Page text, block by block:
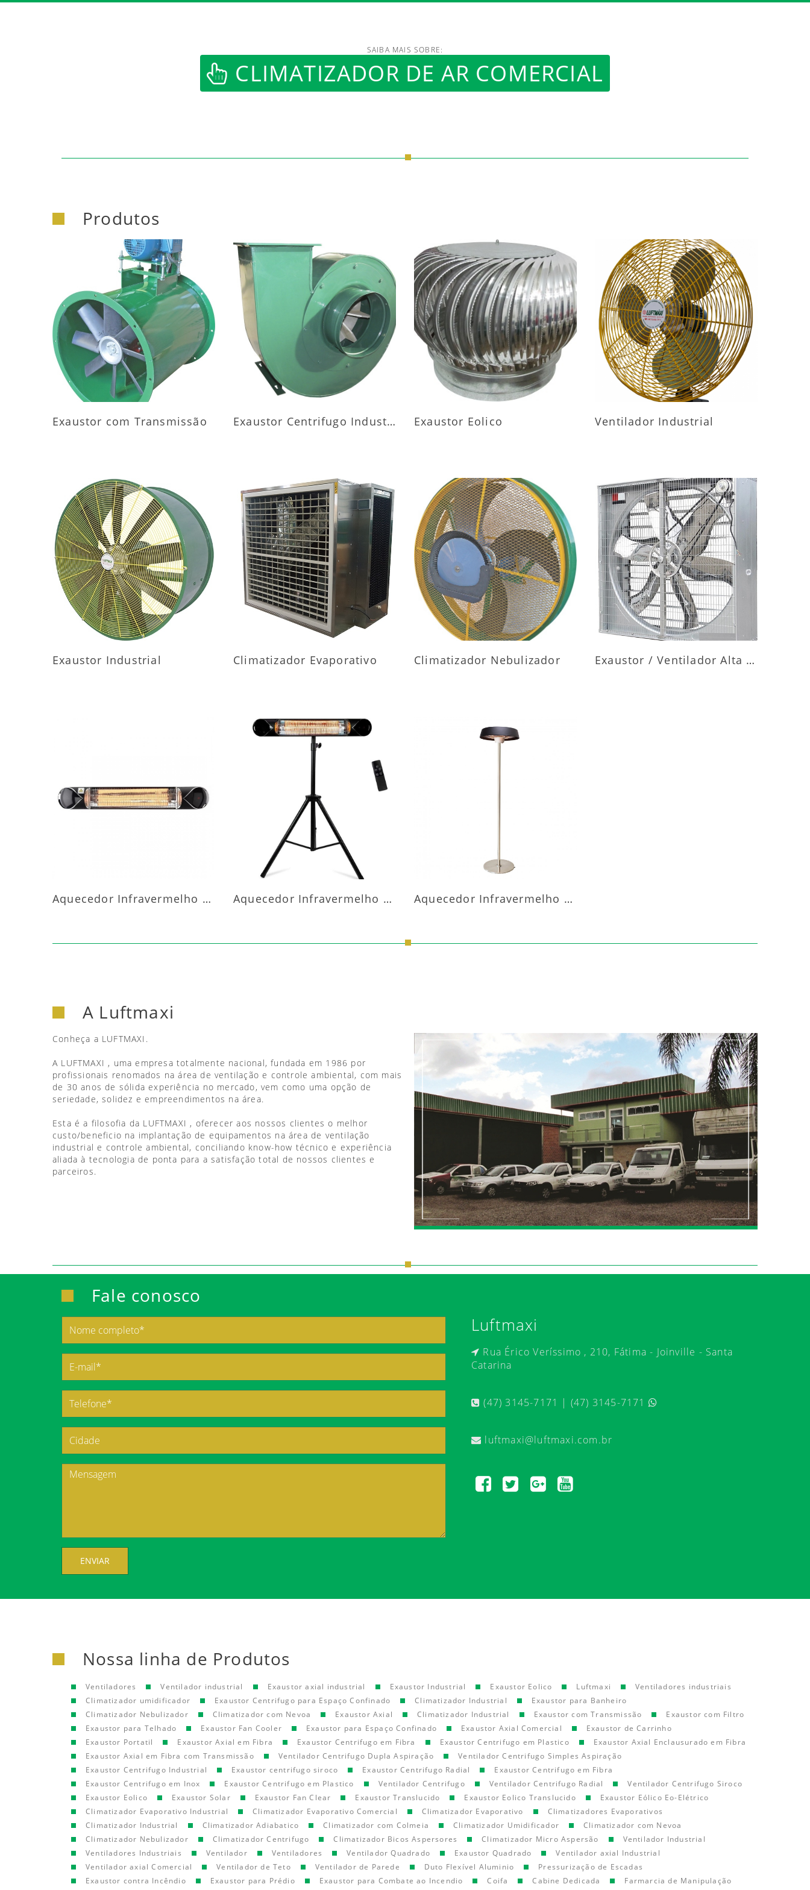
SAIBA MAIS SOBRE:
CLIMATIZADOR DE AR COMERCIAL
Produtos
MAIS INFORMAÇÕES
Exaustor com Transmissão
MAIS INFORMAÇÕES
Exaustor Centrifugo Industrial
MAIS INFORMAÇÕES
Exaustor Eolico
MAIS INFORMAÇÕES
Ventilador Industrial
MAIS INFORMAÇÕES
Exaustor Industrial
MAIS INFORMAÇÕES
Climatizador Evaporativo
MAIS INFORMAÇÕES
Climatizador Nebulizador
MAIS INFORMAÇÕES
Exaustor / Ventilador Alta Vazão
MAIS INFORMAÇÕES
Aquecedor Infravermelho Parede
MAIS INFORMAÇÕES
Aquecedor Infravermelho Pedestal Aquecedor Infravermelho Coluna
A Luftmaxi
Conheça a LUFTMAXI.
A LUFTMAXI , uma empresa totalmente nacional, fundada em 1986 por
profissionais renomados na área de ventilação e controle ambiental, com mais
de 30 anos de sólida experiência no mercado, vem como uma opção de
seriedade, solidez e empreendimentos na área.
Esta é a filosofia da LUFTMAXI , oferecer aos nossos clientes o melhor
custo/beneficio na implantação de equipamentos na área de ventilação
industrial e controle ambiental, conciliando know-how técnico e experiência
aliada à tecnologia de ponta para a satisfação total de nossos clientes e
parceiros.
Fale conosco
ENVIAR
Luftmaxi
Rua Érico Veríssimo , 210, Fátima - Joinville - Santa
Catarina
(47) 3145-7171 | (47) 3145-7171
luftmaxi@luftmaxi.com.br
Nossa linha de Produtos
Ventiladores Ventilador industrial Exaustor axial industrial Exaustor Industrial Exaustor Eolico Luftmaxi
Ventiladores industriais
Climatizador umidificador
Exaustor Centrifugo para Espaço Confinado Climatizador Industrial
Exaustor para Banheiro
Climatizador Nebulizador
Climatizador com Nevoa Exaustor Axial Climatizador Industrial Exaustor com Transmissão
Exaustor com Filtro
Exaustor para Telhado
Exaustor Fan Cooler Exaustor para Espaço Confinado Exaustor Axial Comercial
Exaustor de Carrinho
Exaustor Portatil
Exaustor Axial em Fibra Exaustor Centrifugo em Fibra Exaustor Centrifugo em Plastico
Exaustor Axial Enclausurado em Fibra
Exaustor Axial em Fibra com Transmissão
Ventilador Centrifugo Dupla Aspiração
Ventilador Centrifugo Simples Aspiração
Exaustor Centrifugo Industrial
Exaustor centrifugo siroco Exaustor Centrifugo Radial
Exaustor Centrifugo em Fibra
Exaustor Centrifugo em Inox
Exaustor Centrifugo em Plastico Ventilador Centrifugo Ventilador Centrifugo Radial
Ventilador Centrifugo Siroco
Exaustor Eolico
Exaustor Solar Exaustor Fan Clear Exaustor Translucido Exaustor Eolico Translucido
Exaustor Eólico Eo-Elétrico
Climatizador Evaporativo Industrial
Climatizador Evaporativo Comercial Climatizador Evaporativo
Climatizadores Evaporativos
Climatizador Industrial
Climatizador Adiabatico Climatizador com Colmeia Climatizador Umidificador
Climatizador com Nevoa
Climatizador Nebulizador
Climatizador Centrifugo Climatizador Bicos Aspersores Climatizador Micro Aspersão
Ventilador Industrial
Ventiladores Industriais
Ventilador Ventiladores Ventilador Quadrado Exaustor Quadrado
Ventilador axial Industrial
Ventilador axial Comercial
Ventilador de Teto Ventilador de Parede Duto Flexível Aluminio
Pressurização de Escadas
Exaustor contra Incêndio
Exaustor para Prédio Exaustor para Combate ao Incendio Coifa Cabine Dedicada
Farmarcia de Manipulação